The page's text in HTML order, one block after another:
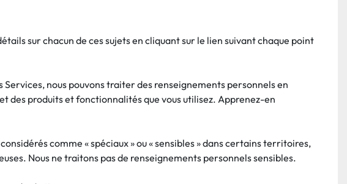
sur chacun de ces sujets en cliquant sur le lien suivant chaque point
nous pouvons traiter des renseignements personnels en
des produits et fonctionnalités que vous utilisez. Apprenez-en
comme « spéciaux » ou « sensibles » dans certains territoires,
Nous ne traitons pas de renseignements personnels sensibles.